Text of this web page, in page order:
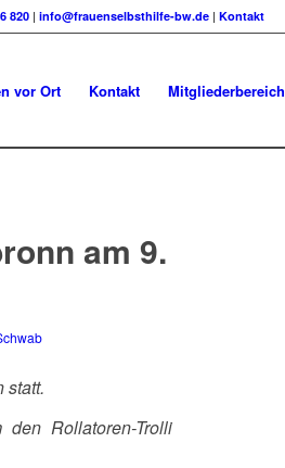
820 | info@frauenselbsthilfe-bw.de | Kontakt
vor Ort Kontakt Mitgliederbereich
am 9.
statt.
Rollatoren-Trolli